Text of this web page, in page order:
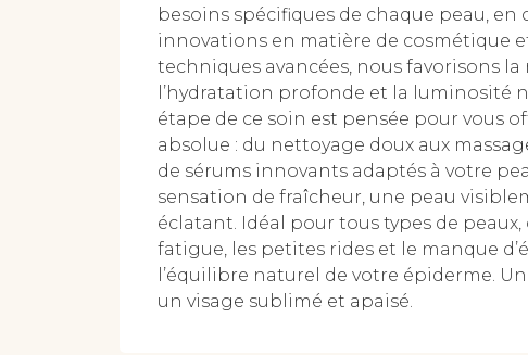
besoins spécifiques de chaque peau,
innovations en matière de cosmétique
techniques avancées, nous favorisons
l’hydratation profonde et la luminosité
étape de ce soin est pensée pour vous
absolue : du nettoyage doux aux
de sérums innovants adaptés à votre
sensation de fraîcheur, une peau
éclatant. Idéal pour tous types de
fatigue, les petites rides et le manque
l’équilibre naturel de votre épiderme.
un visage sublimé et apaisé.